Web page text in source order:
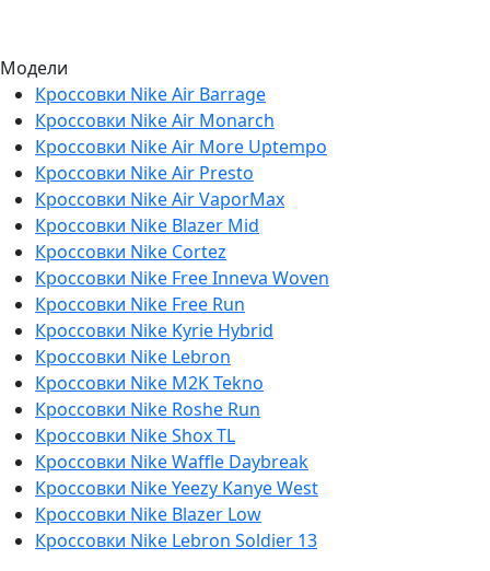
Модели
Кроссовки Nike Air Barrage
Кроссовки Nike Air Monarch
Кроссовки Nike Air More Uptempo
Кроссовки Nike Air Presto
Кроссовки Nike Air VaporMax
Кроссовки Nike Blazer Mid
Кроссовки Nike Cortez
Кроссовки Nike Free Inneva Woven
Кроссовки Nike Free Run
Кроссовки Nike Kyrie Hybrid
Кроссовки Nike Lebron
Кроссовки Nike M2K Tekno
Кроссовки Nike Roshe Run
Кроссовки Nike Shox TL
Кроссовки Nike Waffle Daybreak
Кроссовки Nike Yeezy Kanye West
Кроссовки Nike Blazer Low
Кроссовки Nike Lebron Soldier 13